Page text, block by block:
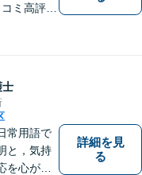
ミ高評価
動いたし
【初回３
士
常用語で
と，気持
を心がけ
詳細を見
る